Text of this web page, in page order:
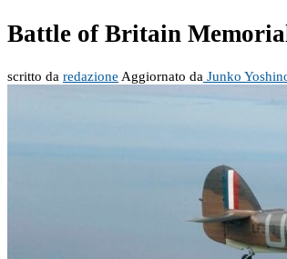
Battle of Britain
scritto da redazione Aggiornato da Junko